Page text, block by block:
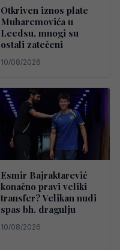
Otkriven iznos plate
Muharemovića u
Leedsu, mnogi su
ostali zatečeni
10/08/2026
Esmir Bajraktarević
konačno pravi veliki
transfer? Velikan nudi
spas bh. dragulju
10/08/2026